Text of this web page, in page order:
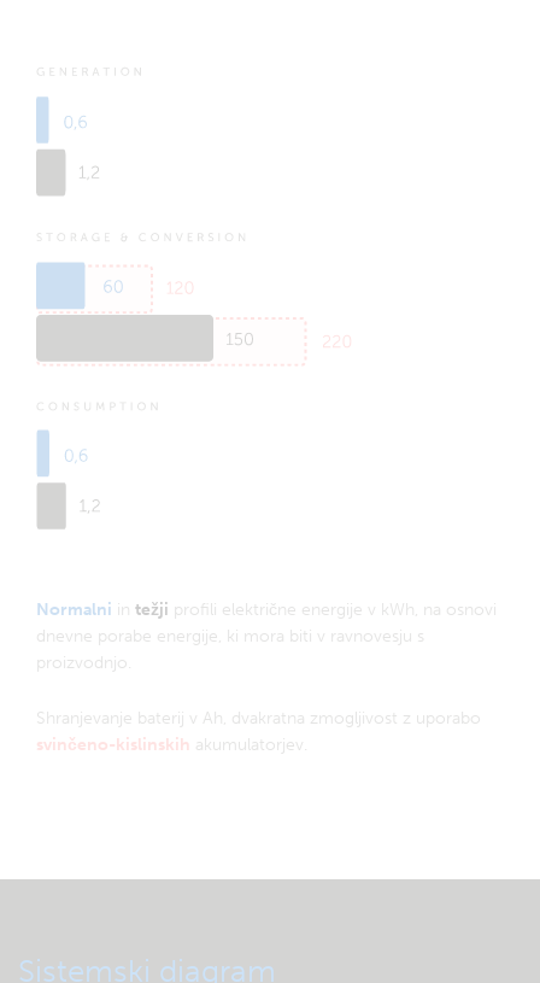
Normalni in težji profili električne energije v kWh, na osnovi
dnevne porabe energije, ki mora biti v ravnovesju s
proizvodnjo.
Shranjevanje baterij v Ah, dvakratna zmogljivost z uporabo
svinčeno-kislinskih akumulatorjev.
Sistemski diagram